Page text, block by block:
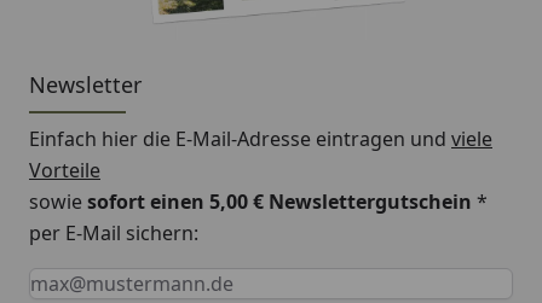
Newsletter
Einfach hier die E-Mail-Adresse eintragen und viele
Vorteile
sowiesofort einen 5,00 € Newslettergutschein *
per E-Mail sichern:
Keine Eingabe erforderlich
Eingabe erforderlich
E-Mail *